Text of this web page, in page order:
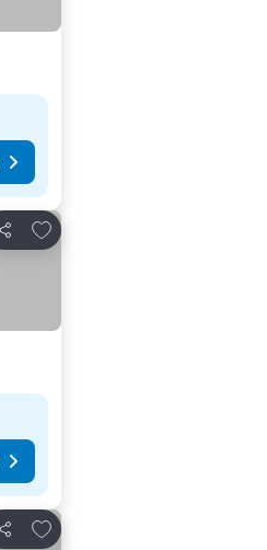
공유
즐겨찾기에 추가
공유
즐겨찾기에 추가